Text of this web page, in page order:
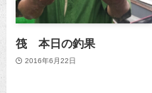
筏 本日の釣果
2016年6月22日